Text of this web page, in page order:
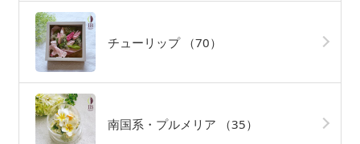
チューリップ （70）
南国系・プルメリア （35）